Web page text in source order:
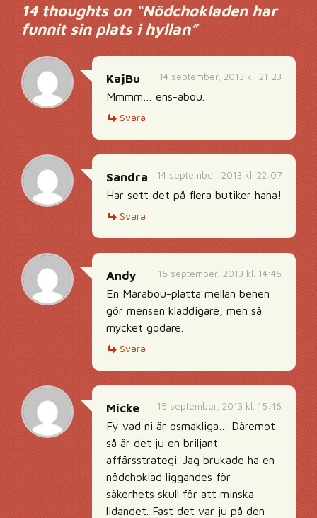
14 thoughts on “Nödchokladen har
funnit sin plats i hyllan”
14 september, 2013 kl. 21:23
KajBu
Mmmm… ens-abou.
Svara
14 september, 2013 kl. 22:07
Sandra
Har sett det på flera butiker haha!
Svara
15 september, 2013 kl. 14:45
Andy
En Marabou-platta mellan benen
gör mensen kladdigare, men så
mycket godare.
Svara
15 september, 2013 kl. 15:46
Micke
Fy vad ni är osmakliga… Däremot
så är det ju en briljant
affärsstrategi. Jag brukade ha en
nödchoklad liggandes för
säkerhets skull för att minska
lidandet. Fast det var ju på den